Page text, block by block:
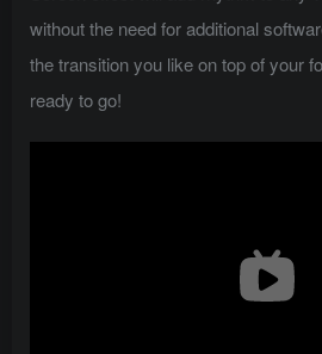
without the need for additional
the transition you like on top of your
ready to go!